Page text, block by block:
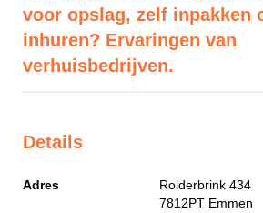
voor opslag, zelf inpakken
inhuren? Ervaringen van
verhuisbedrijven.
Details
Adres
Rolderbrink 434
7812PT Emmen